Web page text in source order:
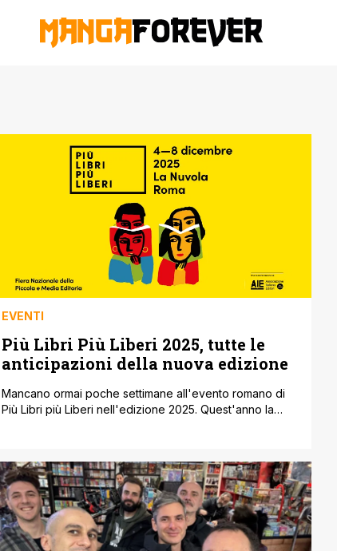
EVENTI
Più Libri Più Liberi 2025, tutte le
anticipazioni della nuova edizione
Mancano ormai poche settimane all'evento romano di
Più Libri più Liberi nell'edizione 2025. Quest'anno la
4 a lunedì 8 dicembre alla Nuvola nel quartiere EUR di
Roma. Cinque giorni dedicati ai libri e alla lettura [']